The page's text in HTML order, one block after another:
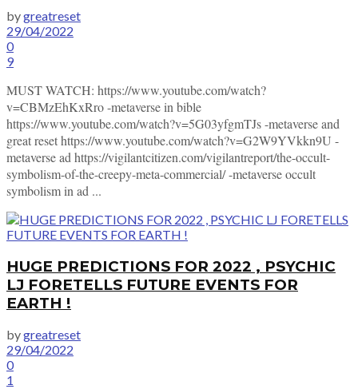
bygreatreset
29/04/2022
0
9
MUST WATCH: https://www.youtube.com/watch?
v=CBMzEhKxRro -metaverse in bible
https://www.youtube.com/watch?v=5G03yfgmTJs -metaverse and
great reset https://www.youtube.com/watch?v=G2W9YVkkn9U -
metaverse ad https://vigilantcitizen.com/vigilantreport/the-occult-
symbolism-of-the-creepy-meta-commercial/ -metaverse occult
symbolism in ad ...
HUGE PREDICTIONS FOR 2022 , PSYCHIC
LJ FORETELLS FUTURE EVENTS FOR
EARTH !
bygreatreset
29/04/2022
0
1